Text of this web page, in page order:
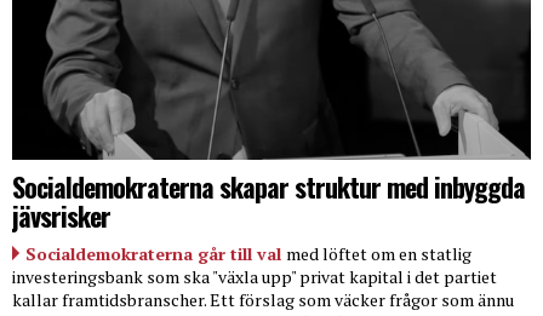
Socialdemokraterna skapar struktur med inbyggda
jävsrisker
Socialdemokraterna går till val med löftet om en statlig
investeringsbank som ska "växla upp" privat kapital i det partiet
kallar framtidsbranscher. Ett förslag som väcker frågor som ännu